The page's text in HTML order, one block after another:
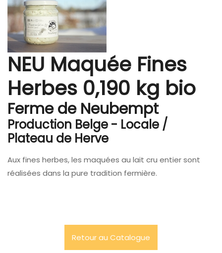
NEU Maquée Fines
Herbes 0,190 kg bio
Ferme de Neubempt
Production Belge - Locale /
Plateau de Herve
Aux fines herbes, les maquées au lait cru entier sont
réalisées dans la pure tradition fermière.
Retour au Catalogue